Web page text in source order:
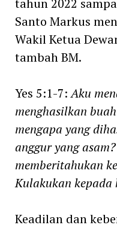
tahun 2022
Santo Markus
Wakil Ketua
tambah BM.
Yes 5:1-7:Aku
menghasilkan
mengapa yang
anggur yang
memberitahukan
Kulakukan
Keadilan dan